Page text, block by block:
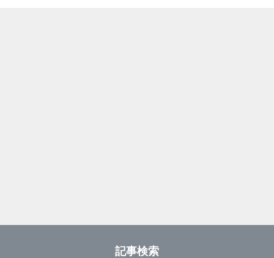
記事検索